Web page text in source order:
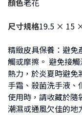
尺寸規格19.5 × 15
精緻皮具保養：避免
觸或摩擦。 避免接
熱力，於炎夏時避免
手霜、殺菌洗手液、
使用時，請收藏於隨
潮濕或通風欠佳的地